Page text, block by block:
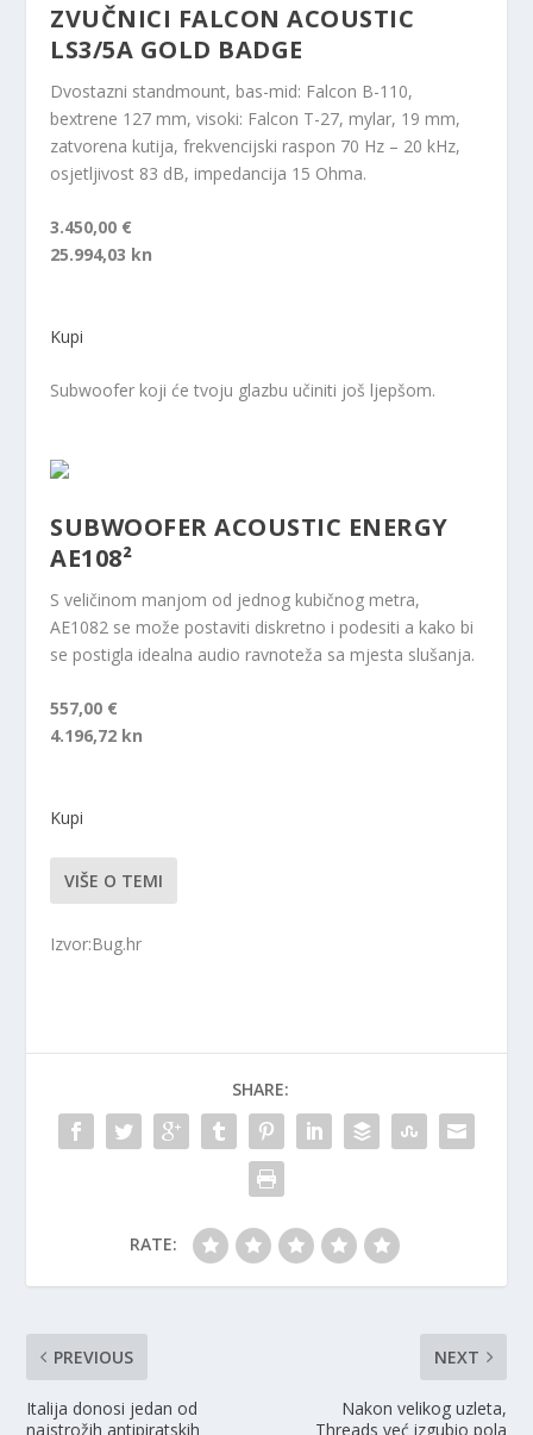
ZVUČNICI FALCON ACOUSTIC
LS3/5A GOLD BADGE
Dvostazni standmount, bas-mid: Falcon B-110,
bextrene 127 mm, visoki: Falcon T-27, mylar, 19 mm,
zatvorena kutija, frekvencijski raspon 70 Hz – 20 kHz,
osjetljivost 83 dB, impedancija 15 Ohma.
3.450,00 €
25.994,03 kn
Kupi
Subwoofer koji će tvoju glazbu učiniti još ljepšom.
SUBWOOFER ACOUSTIC ENERGY
AE108²
S veličinom manjom od jednog kubičnog metra,
AE1082 se može postaviti diskretno i podesiti a kako bi
se postigla idealna audio ravnoteža sa mjesta slušanja.
557,00 €
4.196,72 kn
Kupi
VIŠE O TEMI
Izvor:Bug.hr
SHARE:
RATE:
PREVIOUS
Italija donosi jedan od
najstrožih antipiratskih
NEXT
Nakon velikog uzleta,
Threads već izgubio pola